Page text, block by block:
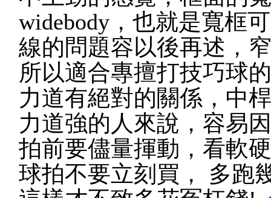
widebody，也就是寬框
線的問題容以後再述，
所以適合專擅打技巧球
力道有絕對的關係，中
力道強的人來說，容易
拍前要儘量揮動，看軟
球拍不要立刻買， 多跑